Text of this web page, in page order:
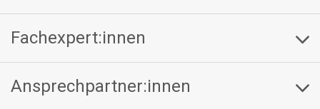
Fachexpert:innen
Ansprechpartner:innen